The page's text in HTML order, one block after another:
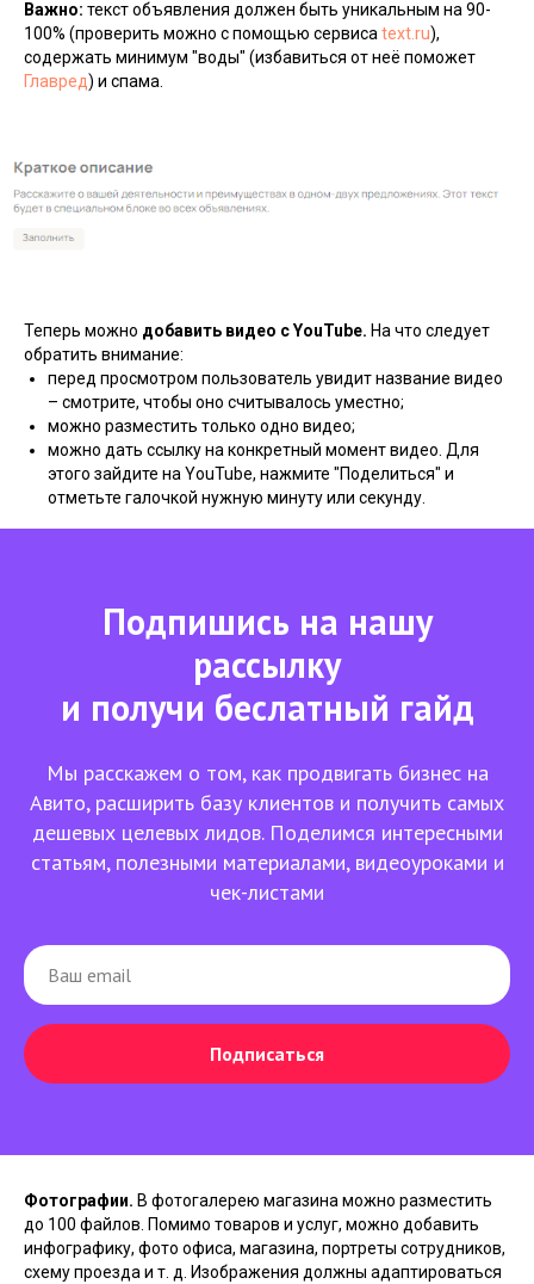
Важно: текст объявления должен быть уникальным на 90-
100% (проверить можно с помощью сервиса text.ru),
содержать минимум "воды" (избавиться от неё поможет
Главред) и спама.
Теперь можно добавить видео сYouTube. На что следует
обратить внимание:
перед просмотром пользователь увидит название видео
– смотрите, чтобы оно считывалось уместно;
можно разместить только одно видео;
можно дать ссылку на конкретный момент видео. Для
этого зайдите на YouTube, нажмите "Поделиться" и
отметьте галочкой нужную минуту или секунду.
Подпишись на нашу
рассылку
и получи беслатный гайд
Мы расскажем о том, как продвигать бизнес на
Авито, расширить базу клиентов и получить самых
дешевых целевых лидов. Поделимся интересными
статьям, полезными материалами, видеоуроками и
чек-листами
Подписаться
Фотографии. В фотогалерею магазина можно разместить
до 100 файлов. Помимо товаров и услуг, можно добавить
инфографику, фото офиса, магазина, портреты сотрудников,
схему проезда и т. д. Изображения должны адаптироваться